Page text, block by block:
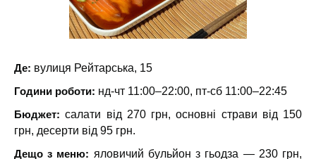
Де: вулиця Рейтарська, 15
Години роботи: нд-чт 11:00–22:00, пт-сб 11:00–22:45
Бюджет:салати від 270 грн, основні страви від 150
грн, десерти від 95 грн.
Дещо з меню: яловичий бульйон з гьодза — 230 грн,